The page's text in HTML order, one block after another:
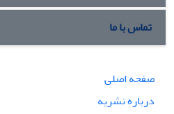
تماس با ما
صفحه اصلی
درباره نشریه